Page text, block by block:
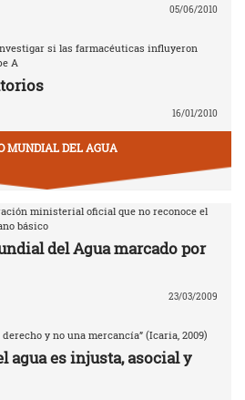
05/06/2010
si las farmacéuticas influyeron
A
16/01/2010
MUNDIAL DEL AGUA
ministerial oficial que no reconoce el
básico
del Agua marcado por
23/03/2009
y no una mercancía” (Icaria, 2009)
agua es injusta, asocial y